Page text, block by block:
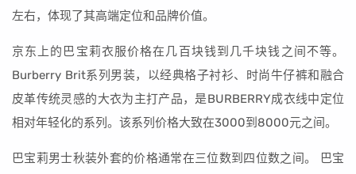
左右，体现了其高端定位和品牌价值。
京东上的巴宝莉衣服价格在几百块钱到几千块钱之间不等。
Burberry Brit系列男装，以经典格子衬衫、时尚牛仔裤和融合
皮革传统灵感的大衣为主打产品，是BURBERRY成衣线中定位
相对年轻化的系列。该系列价格大致在3000到8000元之间。
巴宝莉男士秋装外套的价格通常在三位数到四位数之间。 巴宝